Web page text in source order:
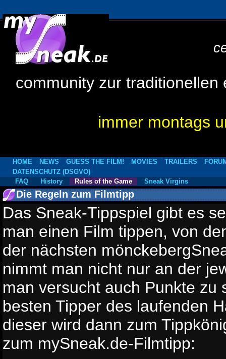
community zur
immer montags
HOME NEWS GUESS THE FILM! MOVIES TRAILERS
DATENSCHUTZ (DSGVO)
FAQ
History Rules of the Game Sneak Virgins
Die Regeln zum Filmtipp
Das Sneak-Tippspiel gibt es
man einen Film tippen, von
der nächsten
nimmt man nicht nur an der
man versucht auch Punkte zu
besten Tipper des laufenden
dieser wird dann zum
zum mySneak.de-Filmtipp: